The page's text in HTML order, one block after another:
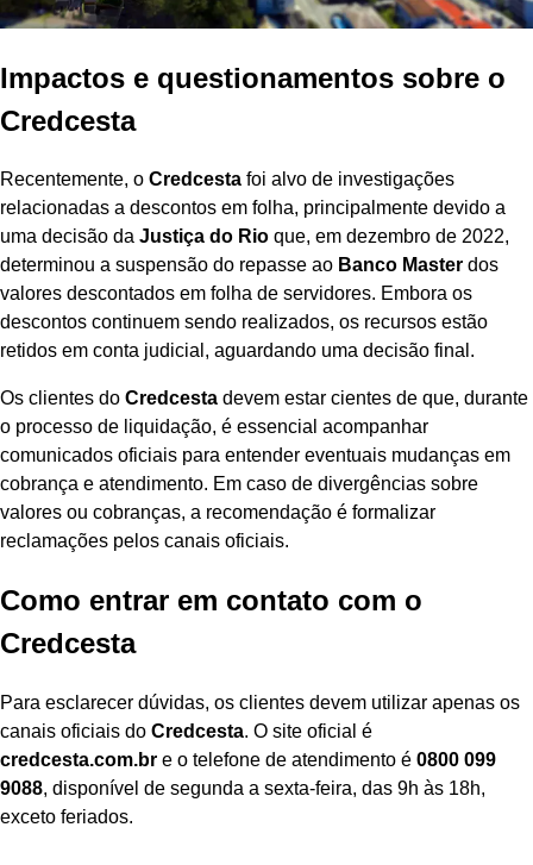
Impactos e questionamentos sobre o
Credcesta
Recentemente, o Credcesta foi alvo de investigações
relacionadas a descontos em folha, principalmente devido a
uma decisão da Justiça do Rio que, em dezembro de 2022,
determinou a suspensão do repasse ao Banco Master dos
valores descontados em folha de servidores. Embora os
descontos continuem sendo realizados, os recursos estão
retidos em conta judicial, aguardando uma decisão final.
Os clientes do Credcesta devem estar cientes de que, durante
o processo de liquidação, é essencial acompanhar
comunicados oficiais para entender eventuais mudanças em
cobrança e atendimento. Em caso de divergências sobre
valores ou cobranças, a recomendação é formalizar
reclamações pelos canais oficiais.
Como entrar em contato com o
Credcesta
Para esclarecer dúvidas, os clientes devem utilizar apenas os
canais oficiais do Credcesta. O site oficial é
credcesta.com.br e o telefone de atendimento é 0800 099
9088, disponível de segunda a sexta-feira, das 9h às 18h,
exceto feriados.